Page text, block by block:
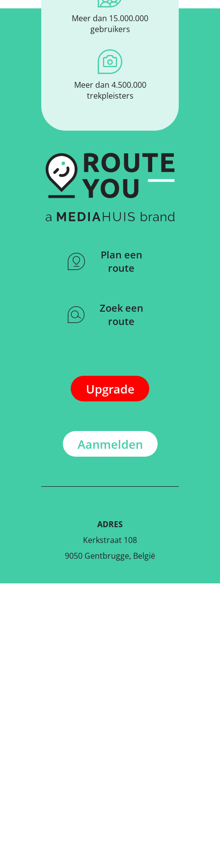
Meer dan 15.000.000
gebruikers
Meer dan 4.500.000
trekpleisters
Plan een
route
Zoek een
route
Upgrade
Aanmelden
ADRES
Kerkstraat 108
9050 Gentbrugge, België